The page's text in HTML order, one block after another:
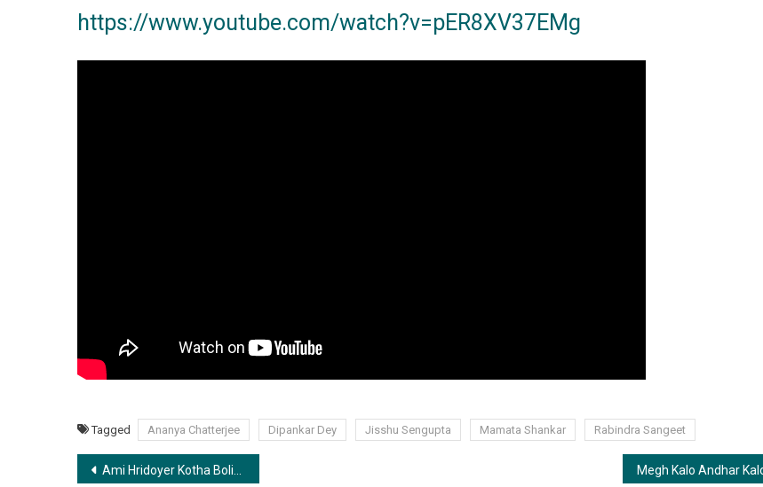
https://www.youtube.com/watch?v=pER8XV37EMg
Tagged Ananya Chatterjee Dipankar Dey Jisshu Sengupta Mamata Shankar Rabindra Sangeet
Post
Ami Hridoyer Kotha Bolite Byakul | আমি হৃদয়ের কথা বলিতে ব্যাকুল